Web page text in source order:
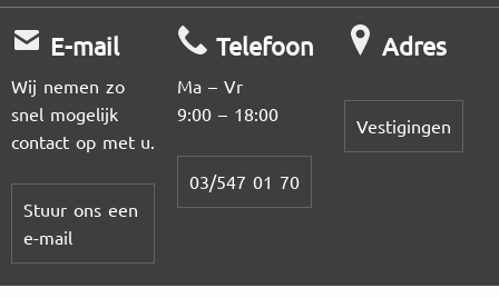
E-mail
Wij nemen zo
snel mogelijk
contact op met u.
Stuur ons een
e-mail
Telefoon
Ma – Vr
9:00 – 18:00
03/547 01 70
Adres
Vestigingen